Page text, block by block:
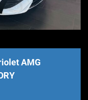
AMG